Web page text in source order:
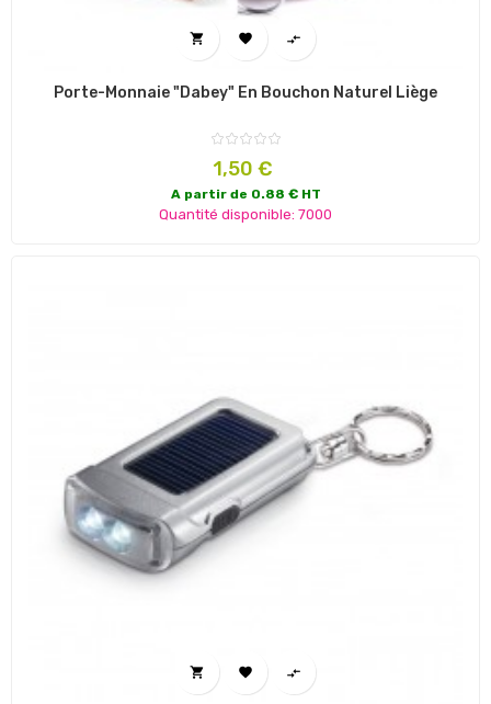
  
Porte-Monnaie "Dabey" En Bouchon Naturel Liège
Prix
1,50 €
A partir de 0.88 € HT
Quantité disponible: 7000
  